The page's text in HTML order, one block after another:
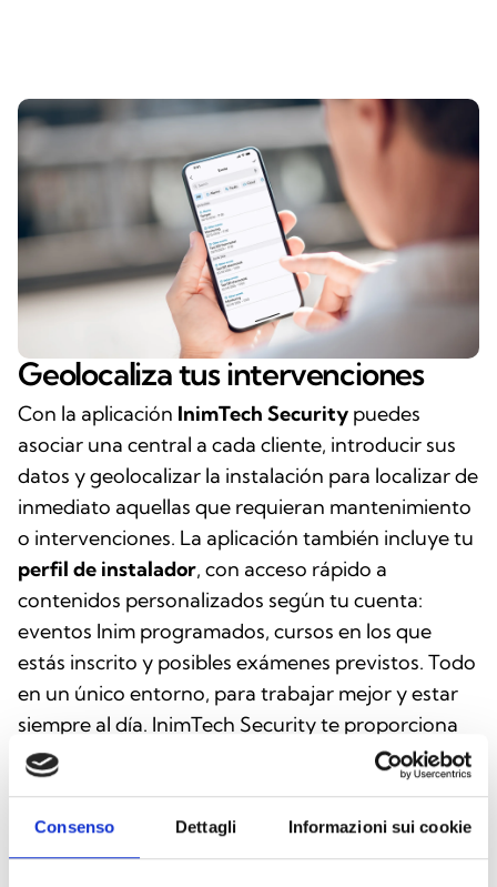
Consenso Dettagli Informazioni sui cookie
Geolocaliza tus intervenciones
Con la aplicación InimTech Security puedes
asociar una central a cada cliente, introducir sus
datos y geolocalizar la instalación para localizar de
inmediato aquellas que requieran mantenimiento
o intervenciones. La aplicación también incluye tu
perfil de instalador, con acceso rápido a
contenidos personalizados según tu cuenta:
eventos Inim programados, cursos en los que
estás inscrito y posibles exámenes previstos. Todo
en un único entorno, para trabajar mejor y estar
siempre al día. InimTech Security te proporciona
además una auténtica identidad digital como
instalador. Además de tu foto, dispondrás de un
código único que te identifica dentro del